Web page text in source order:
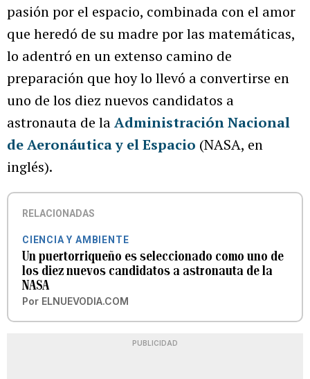
pasión por el espacio, combinada con el amor
que heredó de su madre por las matemáticas,
lo adentró en un extenso camino de
preparación que hoy lo llevó a convertirse en
uno de los diez nuevos candidatos a
astronauta de laAdministración Nacional
de Aeronáutica y el Espacio (NASA, en
inglés).
RELACIONADAS
CIENCIA Y AMBIENTE
Un puertorriqueño es seleccionado como uno de
los diez nuevos candidatos a astronauta de la
NASA
Por ELNUEVODIA.COM
PUBLICIDAD